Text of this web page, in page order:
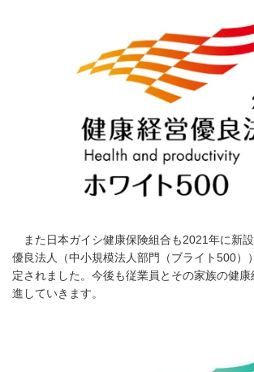
また日本ガイシ健康保険組合も2021年に新
優良法人（中小規模法人部門（ブライト500）
定されました。今後も従業員とその家族の健
進していきます。